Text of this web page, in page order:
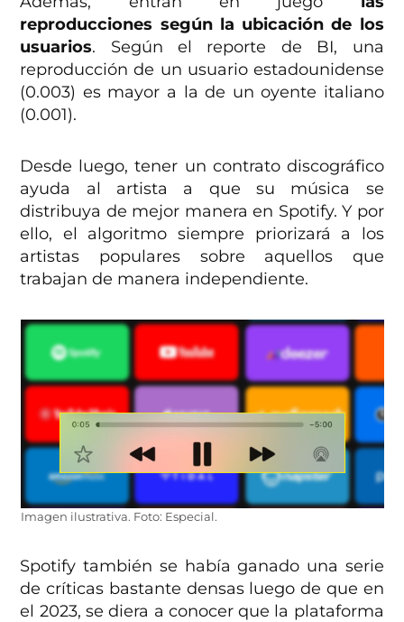
reproducciones según la ubicación de los
usuarios. Según el reporte de BI, una
reproducción de un usuario estadounidense
(0.003) es mayor a la de un oyente italiano
(0.001).
Desde luego, tener un contrato discográfico
ayuda al artista a que su música se
distribuya de mejor manera en Spotify. Y por
ello, el algoritmo siempre priorizará a los
artistas populares sobre aquellos que
trabajan de manera independiente.
Imagen ilustrativa. Foto: Especial.
Spotify también se había ganado una serie
de críticas bastante densas luego de que en
el 2023, se diera a conocer que la plataforma